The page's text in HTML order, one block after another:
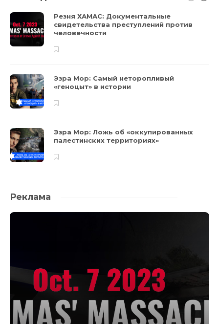
Резня ХАМАС: Документальные
свидетельства преступлений против
человечности
Эзра Мор: Самый неторопливый
«геноцыт» в истории
Эзра Мор: Ложь об «оккупированных
палестинских территориях»
Реклама